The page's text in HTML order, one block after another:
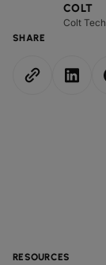
COLT
Colt
SHARE
RESOURCES